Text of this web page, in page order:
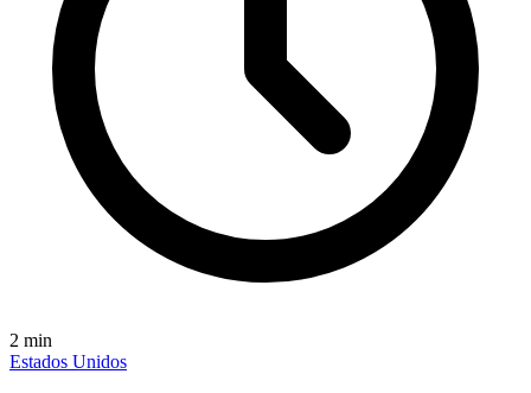
2 min
Estados Unidos